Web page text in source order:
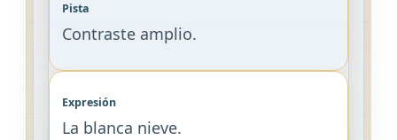
Contraste amplio.
La blanca nieve.